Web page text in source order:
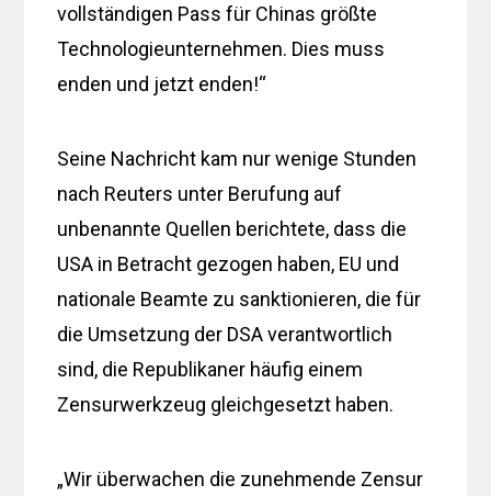
vollständigen Pass für Chinas größte
Technologieunternehmen. Dies muss
enden und jetzt enden!“
Seine Nachricht kam nur wenige Stunden
nach Reuters unter Berufung auf
unbenannte Quellen berichtete, dass die
USA in Betracht gezogen haben, EU und
nationale Beamte zu sanktionieren, die für
die Umsetzung der DSA verantwortlich
sind, die Republikaner häufig einem
Zensurwerkzeug gleichgesetzt haben.
„Wir überwachen die zunehmende Zensur